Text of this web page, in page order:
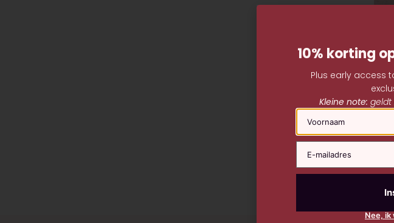
10% korting
Plus early access
Kleine note: geldt
Nee, ik